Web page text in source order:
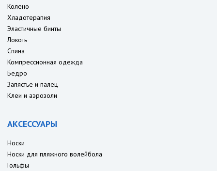
Колено
Хладотерапия
Эластичные бинты
Локоть
Спина
Компрессионная одежда
Бедро
Запястье и палец
Клеи и аэрозоли
АКСЕССУАРЫ
Носки
Носки для пляжного волейбола
Гольфы